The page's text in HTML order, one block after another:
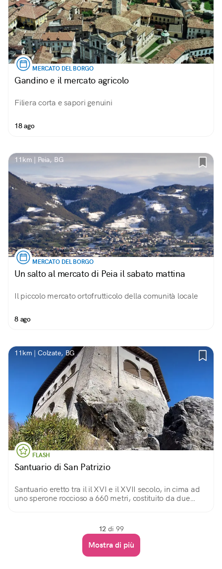
MERCATO DEL BORGO
Gandino e il mercato agricolo
Filiera corta e sapori genuini
18 ago
11km | Peia, BG
MERCATO DEL BORGO
Un salto al mercato di Peia il sabato mattina
Il piccolo mercato ortofrutticolo della comunità locale
8 ago
11km | Colzate, BG
FLASH
Santuario di San Patrizio
Santuario eretto tra il il XVI e il XVII secolo, in cima ad
uno sperone roccioso a 660 metri, costituito da due
12 di 99
Mostra di più